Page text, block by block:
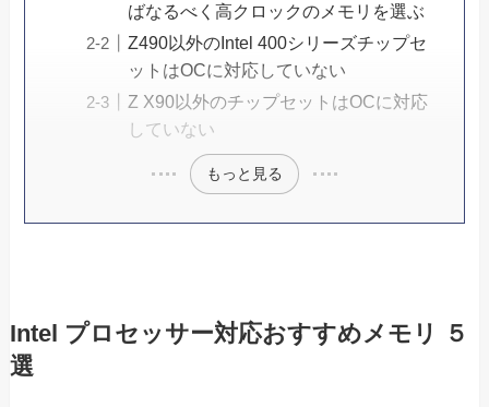
ばなるべく高クロックのメモリを選ぶ
Z490以外のIntel 400シリーズチップセ
ットはOCに対応していない
Z X90以外のチップセットはOCに対応
していない
もっと見る
Intel プロセッサー対応おすすめメモリ ５
選